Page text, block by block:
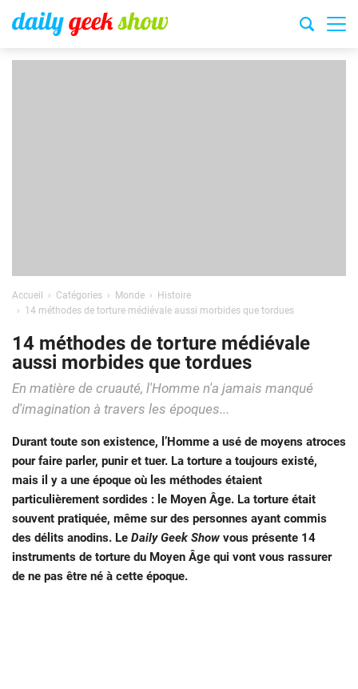
Accueil Catégories Monde
Histoire
14 méthodes de torture médiévale aussi morbides que tordues
14 méthodes de torture médiévale
aussi morbides que tordues
En matière de cruauté, l'Homme n'a jamais manqué
d'imagination à travers les époques...
Durant toute son existence, l’Homme a usé de moyens atroces
pour faire parler, punir et tuer. La torture a toujours existé,
mais il y a une époque où les méthodes étaient
particulièrement sordides : le Moyen Âge. La torture était
souvent pratiquée, même sur des personnes ayant commis
des délits anodins. Le Daily Geek Show vous présente 14
instruments de torture du Moyen Âge qui vont vous rassurer
de ne pas être né à cette époque.